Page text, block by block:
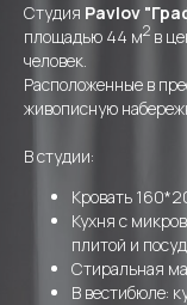
Студия Pavlov
площадью 44 м2 в
человек.
Расположенные в
живописную
В студии:
Кровать
Кухня с
плитой и
Стиральная
В вестибюле: